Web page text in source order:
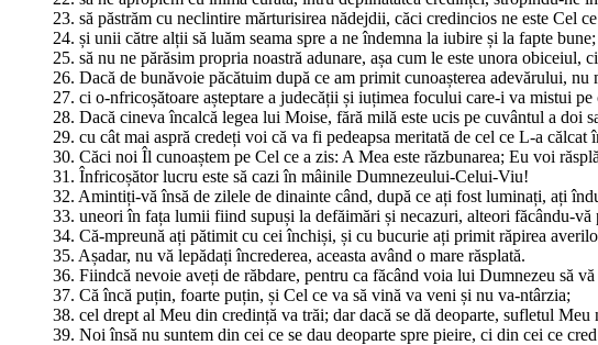
23. să păstrăm cu neclintire mărturisirea nădejdii, căci credincios ne este Cel
24. și unii către alții să luăm seama spre a ne îndemna la iubire și la fapte bune;
25. să nu ne părăsim propria noastră adunare, așa cum le este unora
26. Dacă de bunăvoie păcătuim după ce am primit cunoașterea adevărului, nu
27. ci o-nfricoșătoare așteptare a judecății și iuțimea focului care-i va mistui
28. Dacă cineva încalcă legea lui Moise, fără milă este ucis pe cuvântul a doi
29. cu cât mai aspră credeți voi că va fi pedeapsa meritată de cel ce L-a
30. Căci noi Îl cunoaștem pe Cel ce a zis: A Mea este răzbunarea; Eu voi
31. Înfricoșător lucru este să cazi în mâinile Dumnezeului-Celui-Viu!
32. Amintiți-vă însă de zilele de dinainte când, după ce ați fost luminați, ați
33. uneori în fața lumii fiind supuși la defăimări și necazuri, alteori făcându-vă
34. Că-mpreună ați pătimit cu cei închiși, și cu bucurie ați primit răpirea
35. Așadar, nu vă lepădați încrederea, aceasta având o mare răsplată.
36. Fiindcă nevoie aveți de răbdare, pentru ca făcând voia lui Dumnezeu să
37. Că încă puțin, foarte puțin, și Cel ce va să vină va veni și nu va-ntârzia;
38. cel drept al Meu din credință va trăi; dar dacă se dă deoparte, sufletul
39. Noi însă nu suntem din cei ce se dau deoparte spre pieire, ci din cei ce